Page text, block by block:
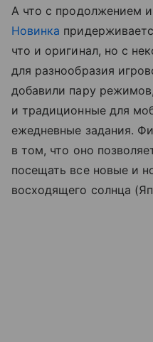
А что с продолжением
Новинка
что и оригинал, но с
для разнообразия
добавили пару
и традиционные для
ежедневные задания.
в том, что оно
посещать все новые и
восходящего солнца